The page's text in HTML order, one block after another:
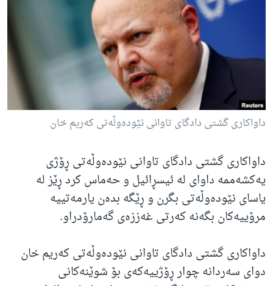
ژیان لە فەرهەنگدا
Learning English
FOLLOW US
زمانه‌کان
داواکاری گشتی دادگای تاوانی نێودەوڵەتی کەریم خان
داواکاری گشتی دادگای تاوانی نێودەوڵەتی ڕۆژی
یەکشەممە داوای لە ئیسڕائیل و حەماس کرد ڕێز لە
یاسای نێودەوڵەتی بگرن و ڕێگە بدەن یارمەتییە
مرۆییەکان بگەنە کەرتی غەززەی گەمارۆدراو.
داواکاری گشتی دادگای تاوانی نێودەوڵەتی کەریم خان
دوای سەردانە چوار ڕۆژییەکەی بۆ شوێنەکانی